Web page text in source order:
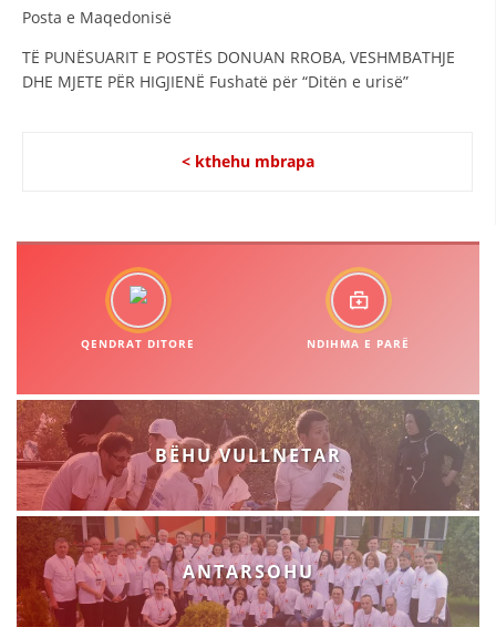
VEPRIMTARI SHËNDETËSORE PREVENTIVE
DHURIMI I GJAKUT
DORACAKË
STRATEGJI
MATERIAL EDUKATIVO INFORMATIV
BROCHURES
Posta e Maqedonisë
TË PUNËSUARIT E POSTËS DONUAN RROBA, VESHMBATHJE
DHE MJETE PËR HIGJIENË Fushatë për “Ditën e urisë”
< kthehu mbrapa
QENDRAT DITORE NDIHMA E PARË
BËHU VULLNETAR
ANTARSOHU